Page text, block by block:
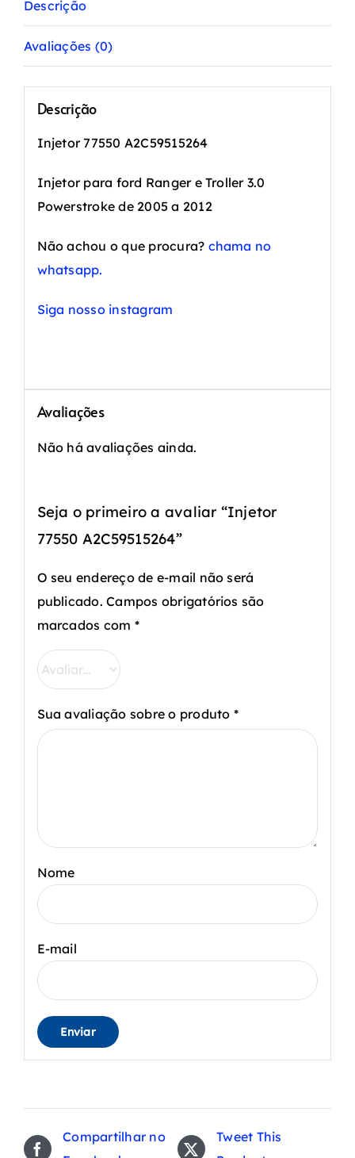
Descrição
Avaliações (0)
Descrição
Injetor 77550 A2C59515264
Injetor para ford Ranger e Troller 3.0
Powerstroke de 2005 a 2012
Não achou o que procura? chama no
whatsapp.
Siga nosso instagram
Avaliações
Não há avaliações ainda.
Seja o primeiro a avaliar “Injetor
77550 A2C59515264”
O seu endereço de e-mail não será
publicado. Campos obrigatórios são
marcados com *
Sua avaliação sobre o produto *
Nome
E-mail
Compartilhar no
Tweet This